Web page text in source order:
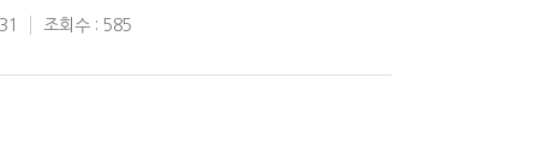
조회수 : 585